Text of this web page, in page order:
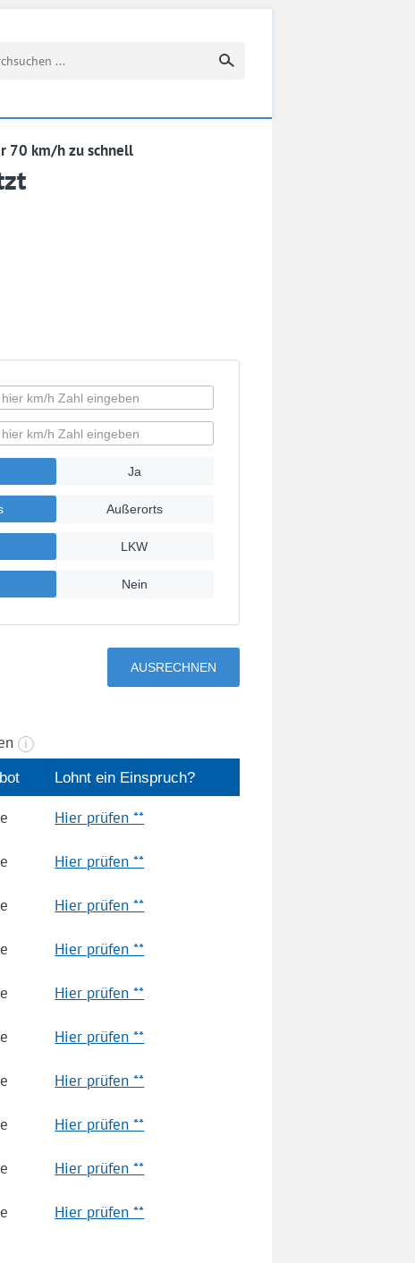
Suchbegriff eingeben
70 km/h zu schnell
i
Lohnt ein Einspruch?
Hier prüfen **
Hier prüfen **
Hier prüfen **
Hier prüfen **
Hier prüfen **
Hier prüfen **
Hier prüfen **
Hier prüfen **
Hier prüfen **
Hier prüfen **